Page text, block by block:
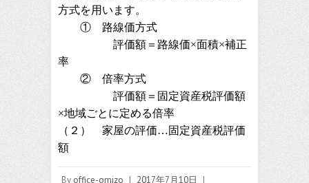
方式を用います。
① 路線価方式
評価額＝路線価×面積×補正
率
② 倍率方式
評価額＝固定資産税評価額
×地域ごとに定める倍率
（２） 家屋の評価…固定資産税評価
額
By office-omizo | 2017年7月10日 |